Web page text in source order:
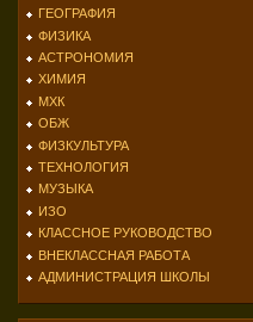
ГЕОГРАФИЯ
ФИЗИКА
АСТРОНОМИЯ
ХИМИЯ
МХК
ОБЖ
ФИЗКУЛЬТУРА
ТЕХНОЛОГИЯ
МУЗЫКА
ИЗО
КЛАССНОЕ РУКОВОДСТВО
ВНЕКЛАССНАЯ РАБОТА
АДМИНИСТРАЦИЯ ШКОЛЫ